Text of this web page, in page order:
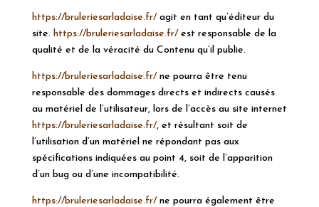
https://bruleriesarladaise.fr/agit en tant qu’éditeur du
site. https://bruleriesarladaise.fr/est responsable de la
qualité et de la véracité du Contenu qu’il publie.
https://bruleriesarladaise.fr/ne pourra être tenu
responsable des dommages directs et indirects causés
au matériel de l’utilisateur, lors de l’accès au site internet
https://bruleriesarladaise.fr/, et résultant soit de
l’utilisation d’un matériel ne répondant pas aux
spécifications indiquées au point 4, soit de l’apparition
d’un bug ou d’une incompatibilité.
https://bruleriesarladaise.fr/ne pourra également être